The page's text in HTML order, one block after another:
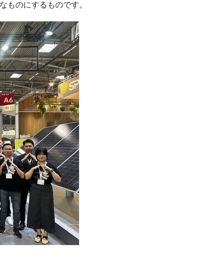
ものにするものです。